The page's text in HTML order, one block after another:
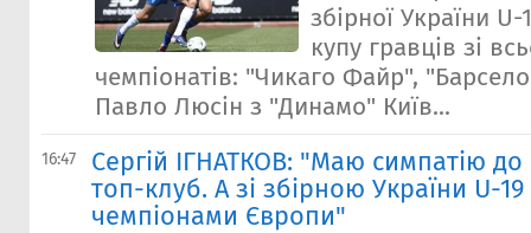
збірної України
купу гравців зі
чемпіонатів: "Чикаго Файр",
Павло Люсін з "Динамо" Київ...
16:47
Сергій ІГНАТКОВ: "Маю симпатію
топ-клуб. А зі збірною України U-
чемпіонами Європи"